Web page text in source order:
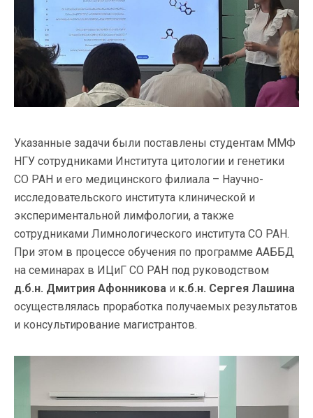
Указанные задачи были поставлены студентам ММФ
НГУ сотрудниками Института цитологии и генетики
СО РАН и его медицинского филиала – Научно-
исследовательского института клинической и
экспериментальной лимфологии, а также
сотрудниками Лимнологического института СО РАН.
При этом в процессе обучения по программе ААББД
на семинарах в ИЦиГ СО РАН под руководством
д.б.н. Дмитрия Афонникова и к.б.н. Сергея Лашина
осуществлялась проработка получаемых результатов
и консультирование магистрантов.